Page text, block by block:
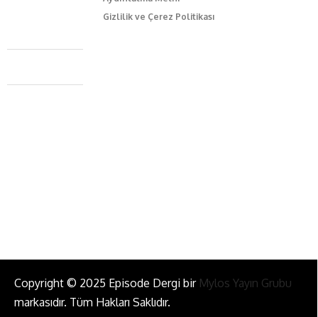
Gizlilik ve Çerez Politikası
Caferağa Mah. Dr. Şakir Paşa Sok. No3/A Kadıköy İstanbul
+90 543 345 46 00
Copyright © 2025 Episode Dergi bir Mylos Yayın Grubu
markasıdır. Tüm Hakları Saklıdır.